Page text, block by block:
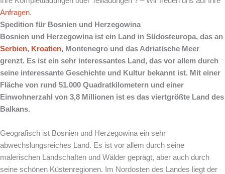
Anfragen.
Spedition für Bosnien und Herzegowina
Bosnien und Herzegowina ist ein Land in Südosteuropa, das an
Serbien, Kroatien, Montenegro und das Adriatische Meer
grenzt. Es ist ein sehr interessantes Land, das vor allem durch
seine interessante Geschichte und Kultur bekannt ist. Mit einer
Fläche von rund 51.000 Quadratkilometern und einer
Einwohnerzahl von 3,8 Millionen ist es das viertgrößte Land des
Balkans.
Geografisch ist Bosnien und Herzegowina ein sehr
abwechslungsreiches Land. Es ist vor allem durch seine
malerischen Landschaften und Wälder geprägt, aber auch durch
seine schönen Küstenregionen. Im Nordosten des Landes liegt der